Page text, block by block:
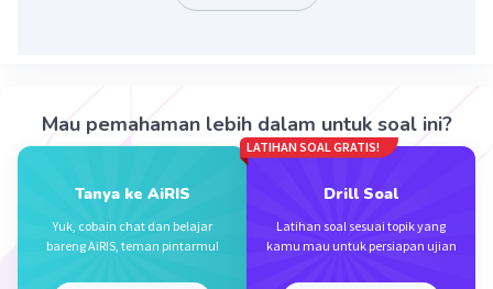
Beri Rating (2 Balas
Mau pemahaman lebih dalam untuk soal ini?
Tanya ke AiRIS
Yuk, cobain chat dan belajar
bareng AiRIS, teman pintarmu!
LATIHAN SOAL GRATIS!
Drill Soal
Latihan soal sesuai topik yang
kamu mau untuk persiapan ujian